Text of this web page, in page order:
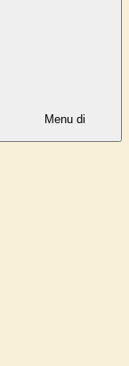
Menu di